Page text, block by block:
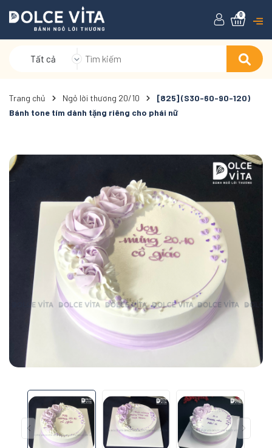
Tất cả
0
Trang chủ Ngỏ lời thương 20/10
[825] (S30-60-90-120)
Bánh tone tím dành tặng riêng cho phái nữ